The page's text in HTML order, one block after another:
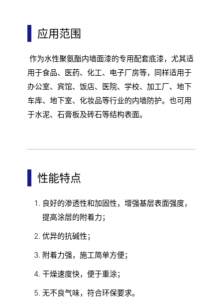
应用范围
作为水性聚氨酯内墙面漆的专用配套底漆，尤其适
用于食品、医药、化工、电子厂房等，同样适用于
办公室、宾馆、饭店、医院、学校、加工厂、地下
车库、地下室、化妆品等行业的内墙防护。也可用
于水泥、石膏板及砖石等结构表面。
性能特点
良好的渗透性和加固性，增强基层表面强度，
提高涂层的附着力；
优异的抗碱性；
附着力强，施工简单方便；
干燥速度快，便于重涂；
无不良气味，符合环保要求。